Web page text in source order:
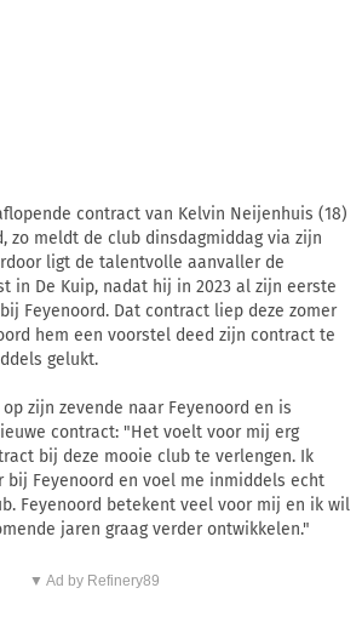
contract van Kelvin Neijenhuis (18)
zo meldt de club dinsdagmiddag via zijn
ligt de talentvolle aanvaller de
in De Kuip, nadat hij in 2023 al zijn eerste
Feyenoord. Dat contract liep deze zomer
hem een voorstel deed zijn contract te
gelukt.
zijn zevende naar Feyenoord en is
contract: "Het voelt voor mij erg
bij deze mooie club te verlengen. Ik
Feyenoord en voel me inmiddels echt
Feyenoord betekent veel voor mij en ik wil
jaren graag verder ontwikkelen."
▼ Ad by Refinery89